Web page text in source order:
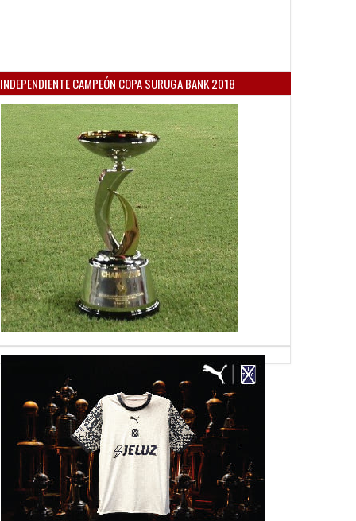
18
Jun
INDEPENDIENTE CAMPEÓN COPA SURUGA BANK 2018